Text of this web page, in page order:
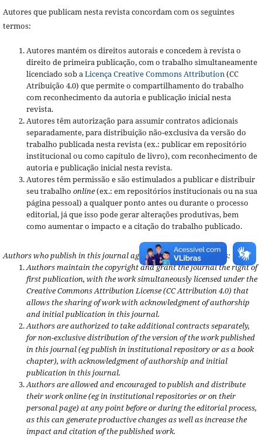
Autores que publicam nesta revista concordam com os seguintes
termos:
Autores mantém os direitos autorais e concedem à revista o
direito de primeira publicação, com o trabalho simultaneamente
licenciado sob aLicença Creative Commons Attribution(CC
Atribuição 4.0) que permite o compartilhamento do trabalho
com reconhecimento da autoria e publicação inicial nesta
revista.
Autores têm autorização para assumir contratos adicionais
separadamente, para distribuição não-exclusiva da versão do
trabalho publicada nesta revista (ex.: publicar em repositório
institucional ou como capítulo de livro), com reconhecimento de
autoria e publicação inicial nesta revista.
Autores têm permissão e são estimulados a publicar e distribuir
seu trabalho online(ex.: em repositórios institucionais ou na sua
página pessoal) a qualquer ponto antes ou durante o processo
editorial, já que isso pode gerar alterações produtivas, bem
como aumentar o impacto e a citação do trabalho publicado.
Authors who publish in this journal agree to the following terms:
Authors maintain the copyright and grant the journal the right of
first publication, with the work simultaneously licensed under the
Creative Commons Attribution License (CC Attribution 4.0) that
allows the sharing of work with acknowledgment of authorship
and initial publication in this journal.
Authors are authorized to take additional contracts separately,
for non-exclusive distribution of the version of the work published
in this journal (eg publish in institutional repository or as a book
chapter), with acknowledgment of authorship and initial
publication in this journal.
Authors are allowed and encouraged to publish and distribute
their work online (eg in institutional repositories or on their
personal page) at any point before or during the editorial process,
as this can generate productive changes as well as increase the
impact and citation of the published work.